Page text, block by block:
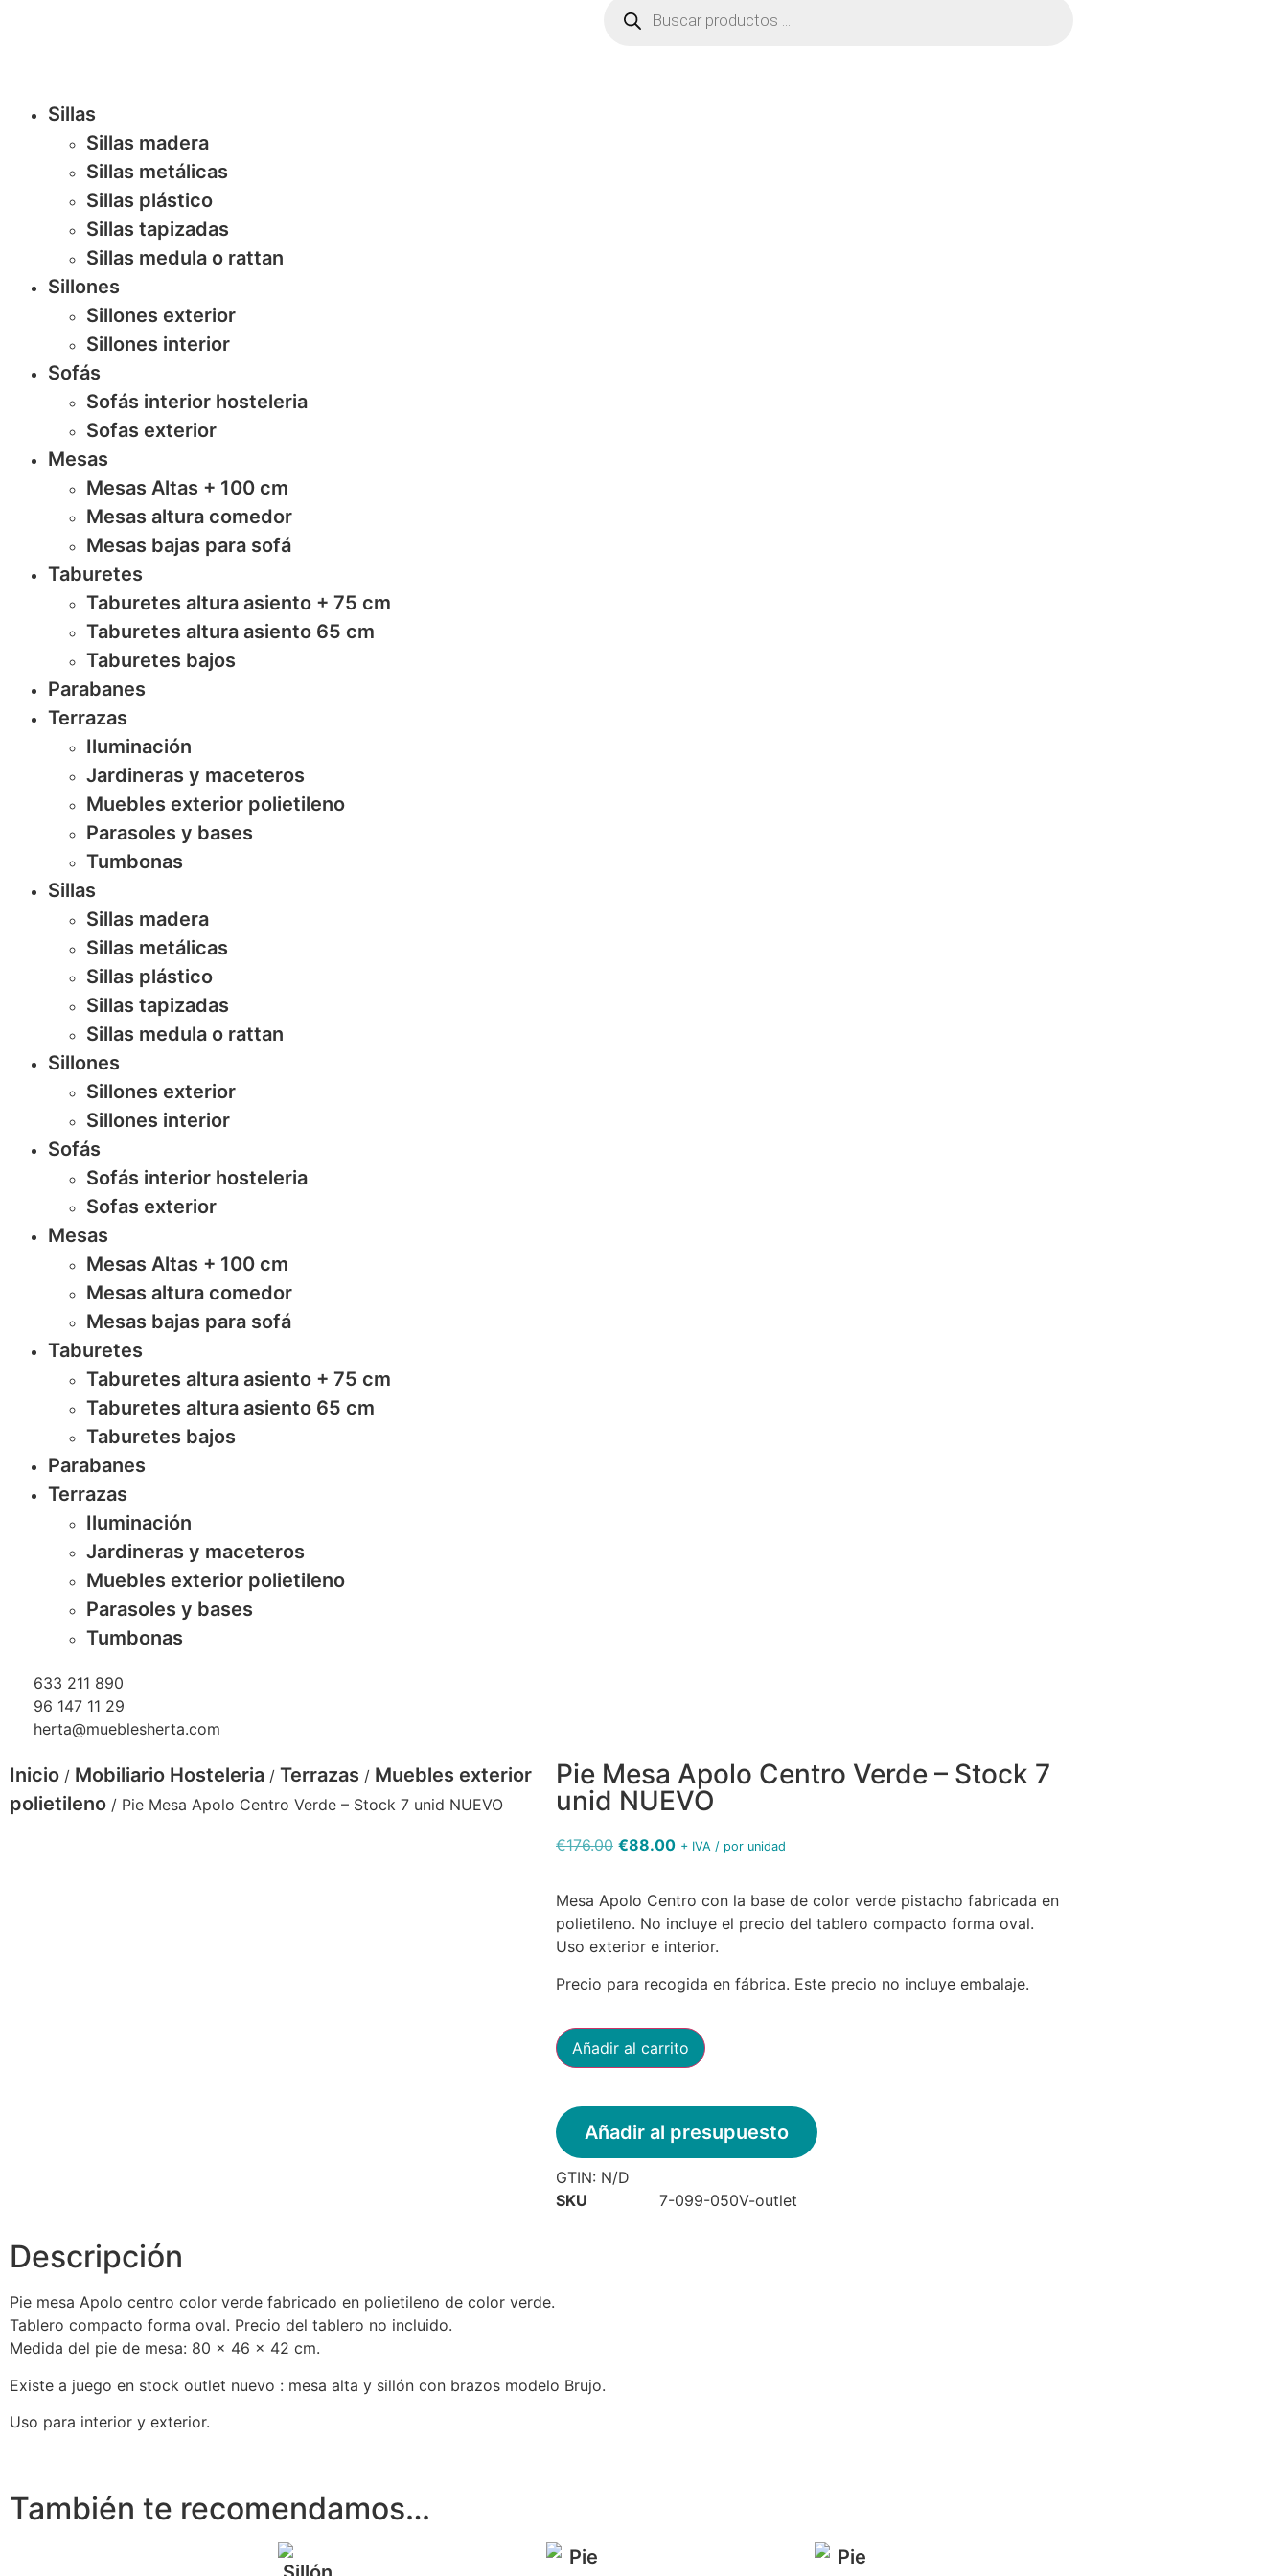
Sillas
Sillas madera
Sillas metálicas
Sillas plástico
Sillas tapizadas
Sillas medula o rattan
Sillones
Sillones exterior
Sillones interior
Sofás
Sofás interior hosteleria
Sofas exterior
Mesas
Mesas Altas + 100 cm
Mesas altura comedor
Mesas bajas para sofá
Taburetes
Taburetes altura asiento + 75 cm
Taburetes altura asiento 65 cm
Taburetes bajos
Parabanes
Terrazas
Iluminación
Jardineras y maceteros
Muebles exterior polietileno
Parasoles y bases
Tumbonas
Sillas
Sillas madera
Sillas metálicas
Sillas plástico
Sillas tapizadas
Sillas medula o rattan
Sillones
Sillones exterior
Sillones interior
Sofás
Sofás interior hosteleria
Sofas exterior
Mesas
Mesas Altas + 100 cm
Mesas altura comedor
Mesas bajas para sofá
Taburetes
Taburetes altura asiento + 75 cm
Taburetes altura asiento 65 cm
Taburetes bajos
Parabanes
Terrazas
Iluminación
Jardineras y maceteros
Muebles exterior polietileno
Parasoles y bases
Tumbonas
633 211 890
96 147 11 29
herta@mueblesherta.com
Inicio / Mobiliario Hosteleria / Terrazas / Muebles exterior
polietileno / Pie Mesa Apolo Centro Verde – Stock 7 unid NUEVO
Pie Mesa Apolo Centro Verde – Stock 7
unid NUEVO
€176.00 €88.00 + IVA / por unidad
Mesa Apolo Centro con la base de color verde pistacho fabricada en
polietileno. No incluye el precio del tablero compacto forma oval.
Uso exterior e interior.
Precio para recogida en fábrica. Este precio no incluye embalaje.
Añadir al carrito
Añadir al presupuesto
GTIN: N/D
SKU
7-099-050V-outlet
Descripción
Pie mesa Apolo centro color verde fabricado en polietileno de color verde.
Tablero compacto forma oval. Precio del tablero no incluido.
Medida del pie de mesa: 80 x 46 x 42 cm.
Existe a juego en stock outlet nuevo : mesa alta y sillón con brazos modelo Brujo.
Uso para interior y exterior.
También te recomendamos…